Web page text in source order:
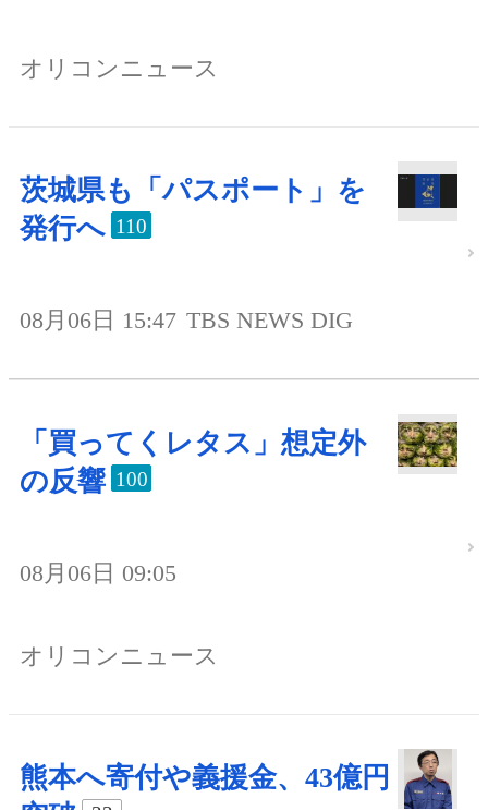
オリコンニュース
茨城県も「パスポート」を
発行へ 110
08月06日 15:47 TBS NEWS DIG
「買ってくレタス」想定外
の反響 100
08月06日 09:05
オリコンニュース
熊本へ寄付や義援金、43億円